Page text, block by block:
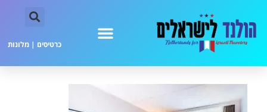
כרטיסים | מלונות